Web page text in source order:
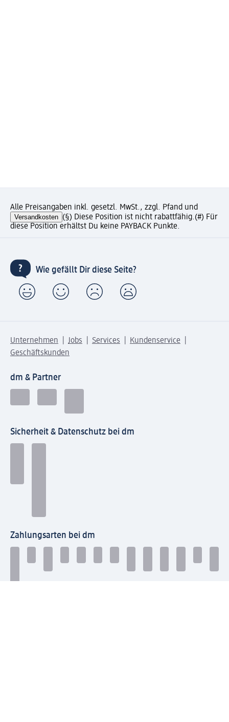
Alle Preisangaben inkl. gesetzl. MwSt., zzgl. Pfand und
Versandkosten (§) Diese Position ist nicht rabattfähig.(#) Für
diese Position erhältst Du keine PAYBACK Punkte.
Wie gefällt Dir diese Seite?
Unternehmen Jobs Services
Kundenservice
Geschäftskunden
dm & Partner
Sicherheit & Datenschutz bei dm
Zahlungsarten bei dm